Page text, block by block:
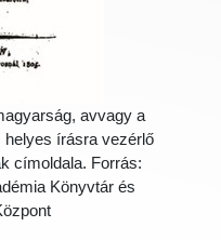
avvagy a
írásra vezérlő
címoldala. Forrás:
Könyvtár és